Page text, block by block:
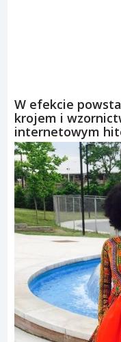
W efekcie
krojem i
internetowym